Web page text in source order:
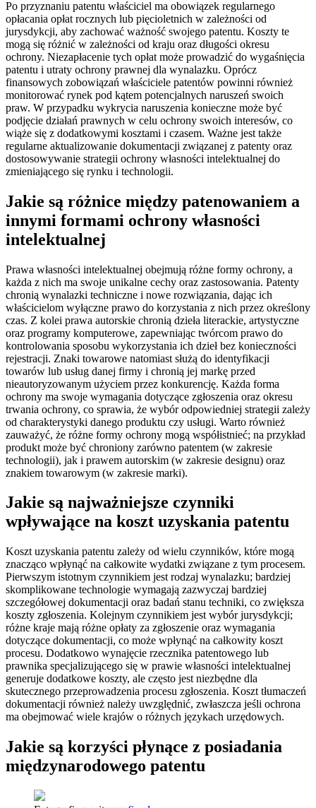
Po przyznaniu patentu właściciel ma obowiązek regularnego
opłacania opłat rocznych lub pięcioletnich w zależności od
jurysdykcji, aby zachować ważność swojego patentu. Koszty te
mogą się różnić w zależności od kraju oraz długości okresu
ochrony. Niezapłacenie tych opłat może prowadzić do wygaśnięcia
patentu i utraty ochrony prawnej dla wynalazku. Oprócz
finansowych zobowiązań właściciele patentów powinni również
monitorować rynek pod kątem potencjalnych naruszeń swoich
praw. W przypadku wykrycia naruszenia konieczne może być
podjęcie działań prawnych w celu ochrony swoich interesów, co
wiąże się z dodatkowymi kosztami i czasem. Ważne jest także
regularne aktualizowanie dokumentacji związanej z patenty oraz
dostosowywanie strategii ochrony własności intelektualnej do
zmieniającego się rynku i technologii.
Jakie są różnice między patenowaniem a
innymi formami ochrony własności
intelektualnej
Prawa własności intelektualnej obejmują różne formy ochrony, a
każda z nich ma swoje unikalne cechy oraz zastosowania. Patenty
chronią wynalazki techniczne i nowe rozwiązania, dając ich
właścicielom wyłączne prawo do korzystania z nich przez określony
czas. Z kolei prawa autorskie chronią dzieła literackie, artystyczne
oraz programy komputerowe, zapewniając twórcom prawo do
kontrolowania sposobu wykorzystania ich dzieł bez konieczności
rejestracji. Znaki towarowe natomiast służą do identyfikacji
towarów lub usług danej firmy i chronią jej markę przed
nieautoryzowanym użyciem przez konkurencję. Każda forma
ochrony ma swoje wymagania dotyczące zgłoszenia oraz okresu
trwania ochrony, co sprawia, że wybór odpowiedniej strategii zależy
od charakterystyki danego produktu czy usługi. Warto również
zauważyć, że różne formy ochrony mogą współistnieć; na przykład
produkt może być chroniony zarówno patentem (w zakresie
technologii), jak i prawem autorskim (w zakresie designu) oraz
znakiem towarowym (w zakresie marki).
Jakie są najważniejsze czynniki
wpływające na koszt uzyskania patentu
Koszt uzyskania patentu zależy od wielu czynników, które mogą
znacząco wpłynąć na całkowite wydatki związane z tym procesem.
Pierwszym istotnym czynnikiem jest rodzaj wynalazku; bardziej
skomplikowane technologie wymagają zazwyczaj bardziej
szczegółowej dokumentacji oraz badań stanu techniki, co zwiększa
koszty zgłoszenia. Kolejnym czynnikiem jest wybór jurysdykcji;
różne kraje mają różne opłaty za zgłoszenie oraz wymagania
dotyczące dokumentacji, co może wpłynąć na całkowity koszt
procesu. Dodatkowo wynajęcie rzecznika patentowego lub
prawnika specjalizującego się w prawie własności intelektualnej
generuje dodatkowe koszty, ale często jest niezbędne dla
skutecznego przeprowadzenia procesu zgłoszenia. Koszt tłumaczeń
dokumentacji również należy uwzględnić, zwłaszcza jeśli ochrona
ma obejmować wiele krajów o różnych językach urzędowych.
Jakie są korzyści płynące z posiadania
międzynarodowego patentu